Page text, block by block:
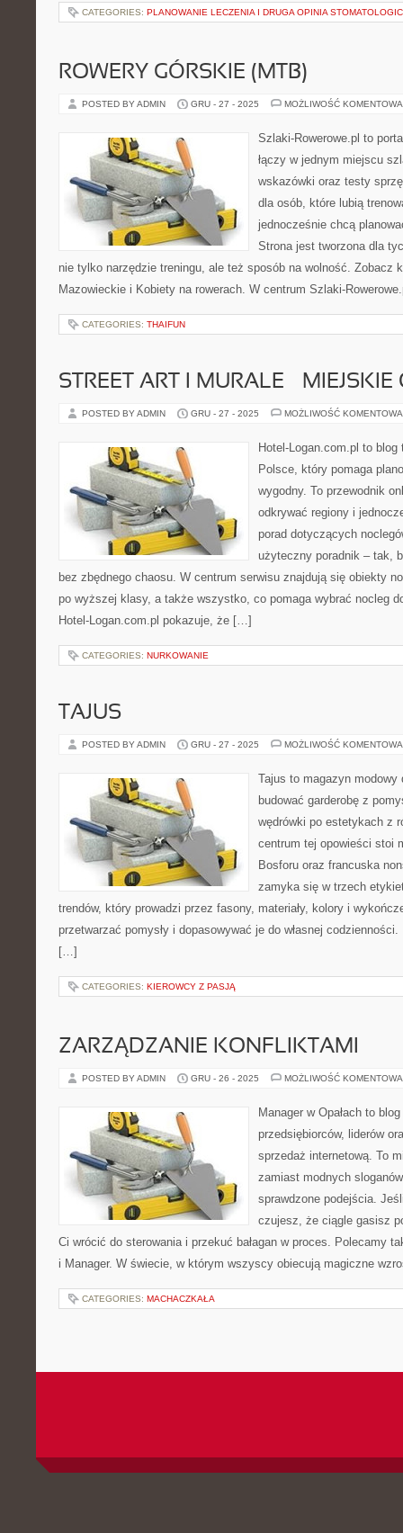
CATEGORIES: PLANOWANIE LECZENIA I DRUGA OPINIA
ROWERY GÓRSKIE (MTB)
POSTED BY ADMIN GRU - 27 - 2025 MOŻLIWOŚĆ
Szlaki-Rowerowe.pl to
łączy w jednym miejscu
wskazówki oraz testy
dla osób, które lubią
jednocześnie chcą
Strona jest tworzona dla
nie tylko narzędzie treningu, ale też sposób na wolność. Zobacz
Mazowieckie i Kobiety na rowerach. W centrum Szlaki-
CATEGORIES: THAIFUN
STREET ART I MURALE –
POSTED BY ADMIN GRU - 27 - 2025 MOŻLIWOŚĆ
Hotel-Logan.com.pl to
Polsce, który pomaga
wygodny. To przewodnik
odkrywać regiony i
porad dotyczących
użyteczny poradnik – tak,
bez zbędnego chaosu. W centrum serwisu znajdują się obiekty
po wyższej klasy, a także wszystko, co pomaga wybrać nocleg
Hotel-Logan.com.pl pokazuje, że […]
CATEGORIES: NURKOWANIE
TAJUS
POSTED BY ADMIN GRU - 27 - 2025 MOŻLIWOŚĆ
Tajus to magazyn
budować garderobę z
wędrówki po estetykach z
centrum tej opowieści stoi
Bosforu oraz francuska
zamyka się w trzech
trendów, który prowadzi przez fasony, materiały, kolory i
przetwarzać pomysły i dopasowywać je do własnej
[…]
CATEGORIES: KIEROWCY Z PASJĄ
ZARZĄDZANIE KONFLIKTAMI
POSTED BY ADMIN GRU - 26 - 2025 MOŻLIWOŚĆ
Manager w Opałach to
przedsiębiorców, liderów
sprzedaż internetową. To
zamiast modnych
sprawdzone podejścia.
czujesz, że ciągle gasisz
Ci wrócić do sterowania i przekuć bałagan w proces. Polecamy
i Manager. W świecie, w którym wszyscy obiecują magiczne
CATEGORIES: MACHACZKAŁA